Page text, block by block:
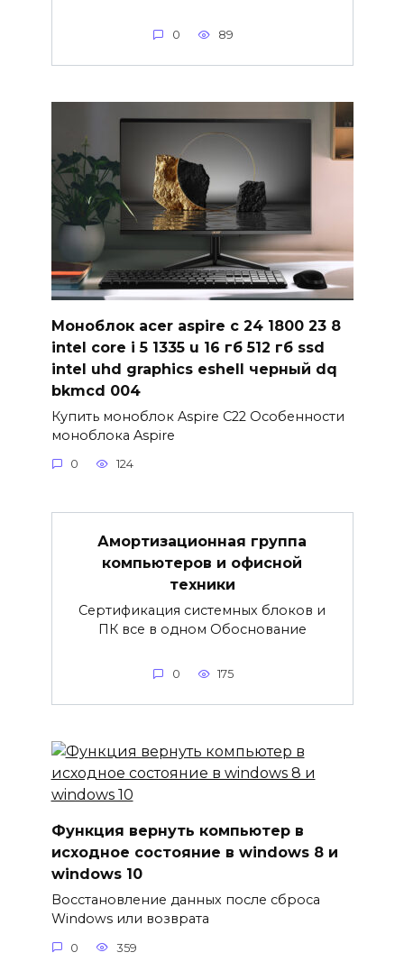
0 89
Моноблок acer aspire c 24 1800 23 8
intel core i 5 1335 u 16 гб 512 гб ssd
intel uhd graphics eshell черный dq
bkmcd 004
Купить моноблок Aspire C22 Особенности
моноблока Aspire
0 124
Амортизационная группа
компьютеров и офисной
техники
Сертификация системных блоков и
ПК все в одном Обоснование
0 175
Функция вернуть компьютер в
исходное состояние в windows 8 и
windows 10
Восстановление данных после сброса
Windows или возврата
0 359